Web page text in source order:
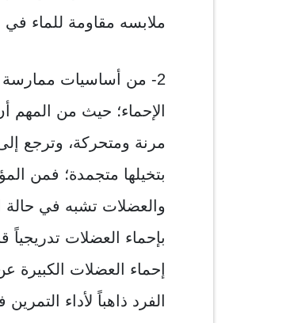
ملابسه مقاومة للماء في
2- من أساسيات
الإحماء؛ حيث من المهم
مرنة ومتحركة، وترجع
بتخيلها متجمدة؛ فمن
والعضلات تشبه في حالة
بإحماء العضلات
إحماء العضلات
الفرد ذاهباً لأداء